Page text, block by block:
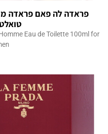
Eau de Toilette 100ml for